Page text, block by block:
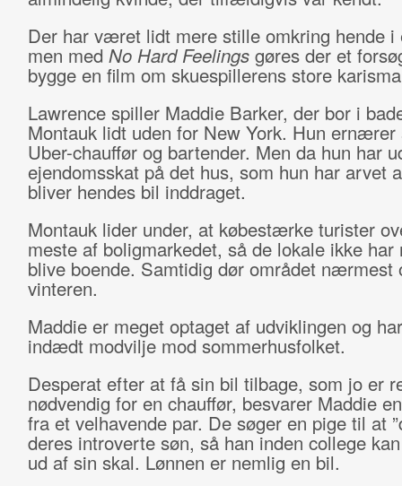
Der har været lidt mere stille omkring hende i
men med No Hard Feelingsgøres der et
bygge en film om skuespillerens store
Lawrence spiller Maddie Barker, der bor i
Montauk lidt uden for New York. Hun ernærer
Uber-chauffør og bartender. Men da hun har
ejendomsskat på det hus, som hun har arvet
bliver hendes bil inddraget.
Montauk lider under, at købestærke turister
meste af boligmarkedet, så de lokale ikke har
blive boende. Samtidig dør området nærmest
vinteren.
Maddie er meget optaget af udviklingen og
indædt modvilje mod sommerhusfolket.
Desperat efter at få sin bil tilbage, som jo er
nødvendig for en chauffør, besvarer Maddie
fra et velhavende par. De søger en pige til at
deres introverte søn, så han inden college
ud af sin skal. Lønnen er nemlig en bil.